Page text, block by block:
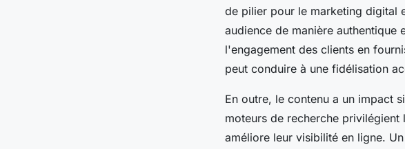
de pilier pour le marketing digital
audience de manière authentique
l'engagement des clients en
peut conduire à une fidélisation
En outre, le contenu a un impact
moteurs de recherche
améliore leur visibilité en ligne.